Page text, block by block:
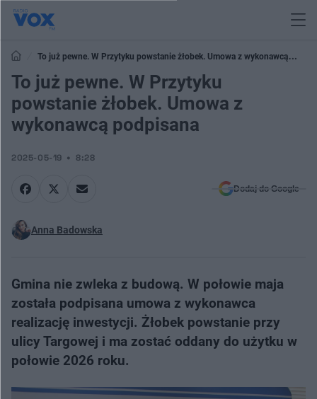
To już pewne. W Przytyku powstanie żłobek. Umowa z wykonawcą
podpisana
To już pewne. W Przytyku
powstanie żłobek. Umowa z
wykonawcą podpisana
2025-05-19 8:28
Dodaj do Google
Anna Badowska
Gmina nie zwleka z budową. W połowie maja
została podpisana umowa z wykonawca
realizację inwestycji. Żłobek powstanie przy
ulicy Targowej i ma zostać oddany do użytku w
połowie 2026 roku.